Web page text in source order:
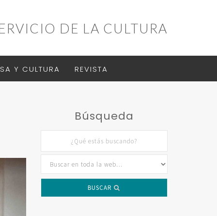
DE LA CULTURA
Y CULTURA REVISTA
Búsqueda
BUSCAR